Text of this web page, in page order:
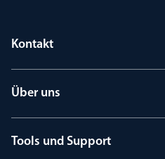
Kontakt
Über uns
Tools und Support